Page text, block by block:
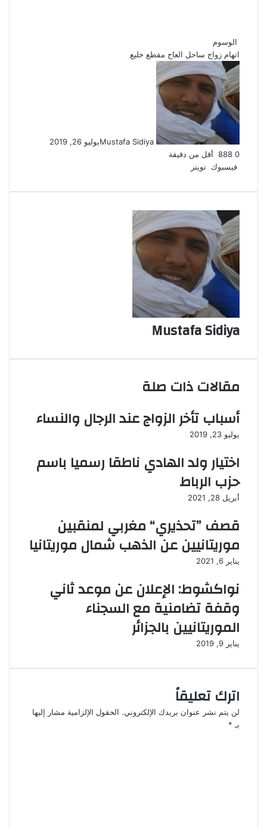
الوسوم
اتهام زواج ساحل العاج مقطع خليع
Mustafa Sidiyaيوليو 26, 2019
أقل من دقيقة
فيسبوك تويتر لينكدإن
البريد
Mustafa Sidiya
مقالات ذات صلة
أسباب تأخر الزواج عند الرجال والنساء
يوليو 23, 2019
اختيار ولد الهادي ناطقا رسميا باسم
حزب الرباط
أبريل 28, 2021
قصف ”تحذيري“ مغربي لمنقبین
موريتانیین عن الذھب شمال موريتانیا
يناير 6, 2021
نواكشوط: الإعلان عن موعد ثاني
وقفة تضامنية مع السجناء
الموريتانيين بالجزائر
يناير 9, 2019
اترك تعليقاً
لن يتم نشر عنوان بريدك الإلكتروني. الحقول الإلزامية مشار إليها
*